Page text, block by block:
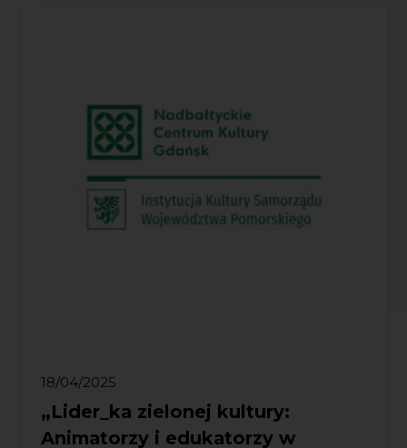
18/04/2025
„Lider_ka zielonej kultury:
Animatorzy i edukatorzy w